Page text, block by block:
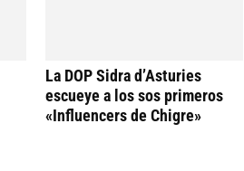
La DOP Sidra d’Asturies
escueye a los sos primeros
«Influencers de Chigre»